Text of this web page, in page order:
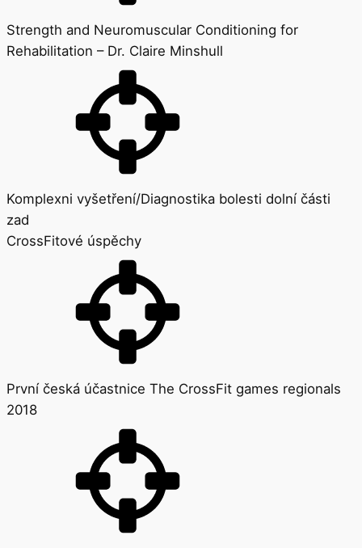
Strength and Neuromuscular Conditioning for
Rehabilitation – Dr. Claire Minshull
Komplexni vyšetření/Diagnostika bolesti dolní části
zad
CrossFitové úspěchy
První česká účastnice The CrossFit games regionals
2018